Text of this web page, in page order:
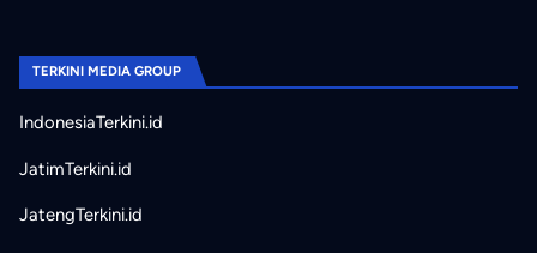
TERKINI MEDIA GROUP
IndonesiaTerkini.id
JatimTerkini.id
JatengTerkini.id